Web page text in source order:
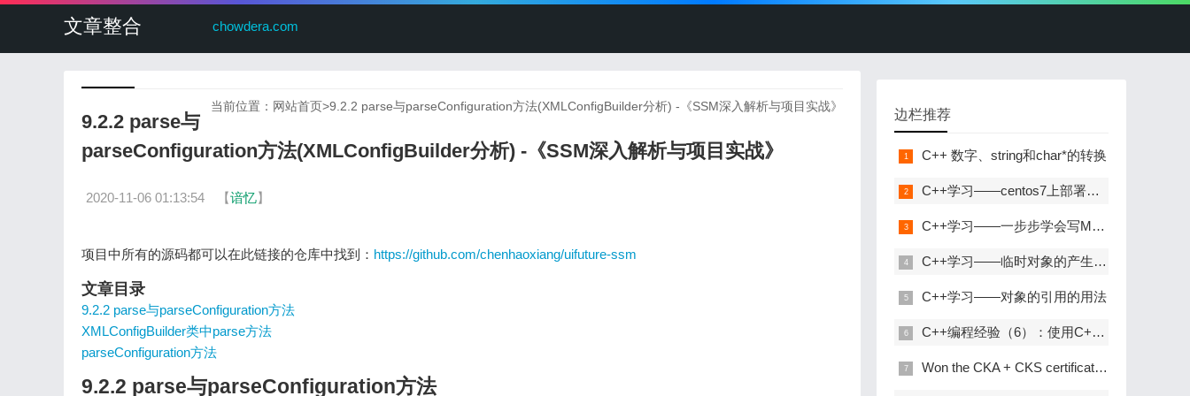
文章整合 chowdera.com
当前位置： 网站首页>9.2.2 parse与parseConfiguration方法(XMLConfigBuilder分析) -《SSM深入解析与项目实战》
9.2.2 parse与
parseConfiguration方法(XMLConfigBuilder分析) -《SSM深入解析与项目实战》
2020-11-06 01:13:54 【谙忆】
项目中所有的源码都可以在此链接的仓库中找到： https://github.com/chenhaoxiang/uifuture-ssm
文章目录
9.2.2 parse与parseConfiguration方法
XMLConfigBuilder类中parse方法
parseConfiguration方法
9.2.2 parse与parseConfiguration方法
边栏推荐
C++ 数字、string和char*的转换
C++学习——centos7上部署C++开发环境
C++学习——一步步学会写Makefile
C++学习——临时对象的产生与优化
C++学习——对象的引用的用法
C++编程经验（6）：使用C++风格的类型转换
Won the CKA + CKS certificate with the highest gold content in kubernetes in 31 days!